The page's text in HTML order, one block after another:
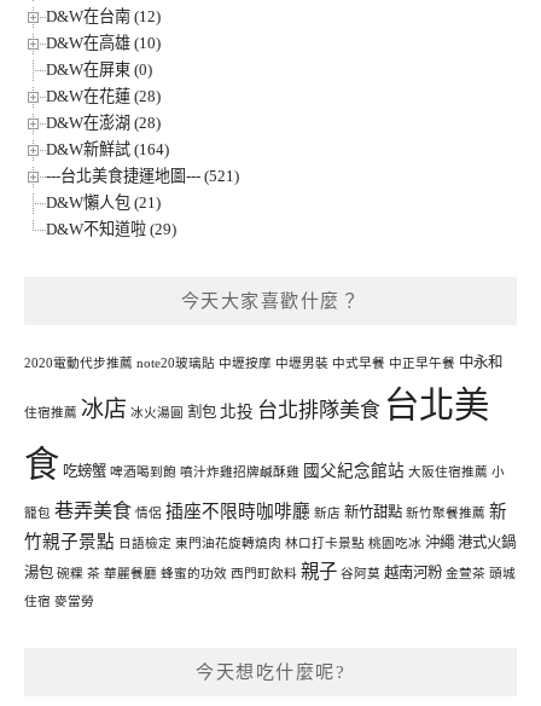
D&W在台南 (12)
D&W在高雄 (10)
D&W在屏東 (0)
D&W在花蓮 (28)
D&W在澎湖 (28)
D&W新鮮試 (164)
---台北美食捷運地圖--- (521)
D&W懶人包 (21)
D&W不知道啦 (29)
今天大家喜歡什麼？
2020電動代步推薦 note20玻璃貼 中壢按摩 中壢男裝 中式早餐 中正早午餐 中永和
住宿推薦 冰店 冰火湯圓 割包 北投 台北排隊美食 台北美
食 吃螃蟹 啤酒喝到飽 噴汁炸雞招牌鹹酥雞 國父紀念館站 大阪住宿推薦 小
籠包 巷弄美食 情侶 插座不限時咖啡廳 新店 新竹甜點 新竹聚餐推薦 新
竹親子景點 日語檢定 東門油花旋轉燒肉 林口打卡景點 桃園吃冰 沖繩 港式火鍋
湯包 碗粿 茶 華麗餐廳 蜂蜜的功效 西門町飲料 親子 谷阿莫 越南河粉 金萱茶 頭城
住宿 麥當勞
今天想吃什麼呢?